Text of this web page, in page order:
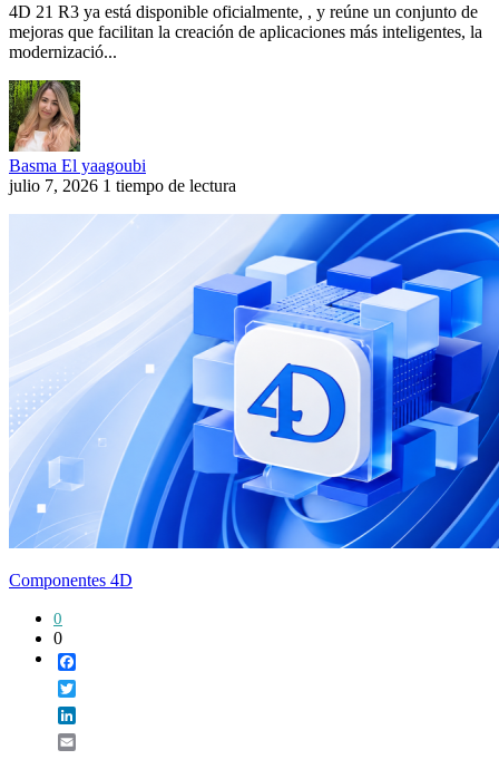
4D 21 R3 ya está disponible oficialmente, , y reúne un conjunto de
mejoras que facilitan la creación de aplicaciones más inteligentes, la
modernizació...
Basma El yaagoubi
julio 7, 2026 1 tiempo de lectura
Componentes 4D
0
0